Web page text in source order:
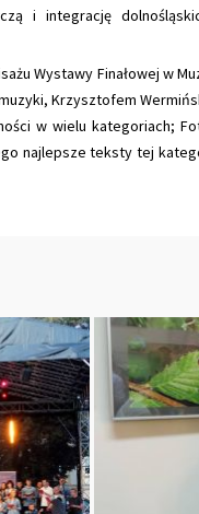
i integrację
Wystawy Finałowej w
Krzysztofem
w wielu kategoriach;
najlepsze teksty tej